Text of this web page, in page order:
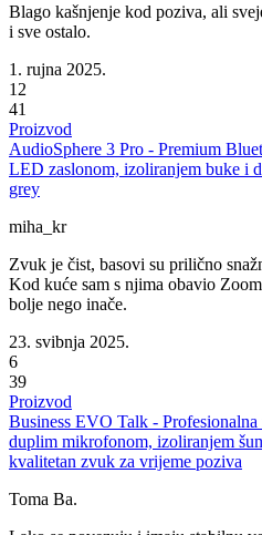
Blago kašnjenje kod poziva, ali
i sve ostalo.
1. rujna 2025.
12
41
Proizvod
AudioSphere 3 Pro - Premium
LED zaslonom, izoliranjem buke i
grey
miha_kr
Zvuk je čist, basovi su prilično
Kod kuće sam s njima obavio
bolje nego inače.
23. svibnja 2025.
6
39
Proizvod
Business EVO Talk -
duplim mikrofonom, izoliranjem
kvalitetan zvuk za vrijeme poziva
Toma Ba.